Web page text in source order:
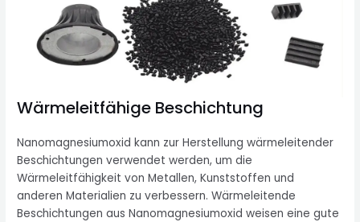
Wärmeleitfähige Beschichtung
Nanomagnesiumoxid kann zur Herstellung wärmeleitender
Beschichtungen verwendet werden, um die
Wärmeleitfähigkeit von Metallen, Kunststoffen und
anderen Materialien zu verbessern. Wärmeleitende
Beschichtungen aus Nanomagnesiumoxid weisen eine gute